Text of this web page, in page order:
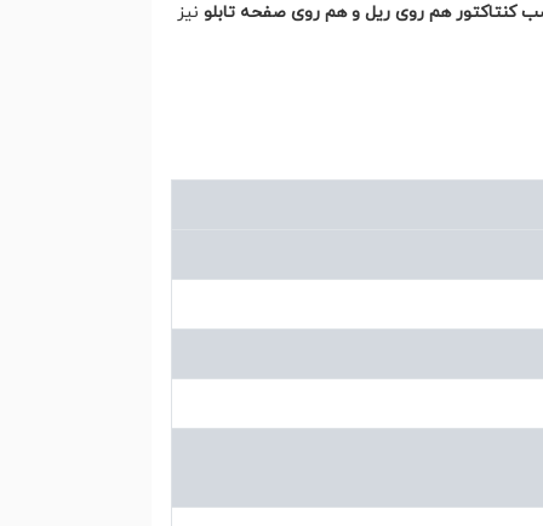
کنتاکتور هم روی ریل و هم روی صفحه تابلونیز